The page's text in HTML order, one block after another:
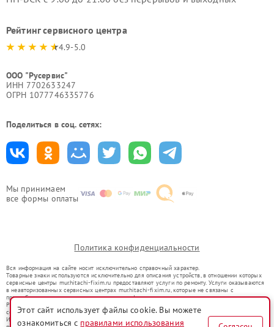
Мы принимаем
все формы оплаты
Рейтинг сервисного центра
4.9-5.0
ООО "Русервис"
ИНН 7702633247
ОГРН 1077746335776
Поделиться в соц. сетях:
Политика конфиденциальности
Вся информация на сайте носит исключительно справочный характер.
Товарные знаки используются исключительно для описания устройств, в отношении которых
сервисные центры mur.hitachi-fixim.ru предоставляют услуги по ремонту. Услуги оказываются
в неавторизованных сервисных центрах mur.hitachi-fixim.ru, которые не связаны с
правообладателями товарных знаков или их официальными представителями.
Ремонт осуществляется для устройств, уже введенных в гражданский оборот в соответствии
со статьей 1487 ГК РФ.
Использование товарных знаков не преследует цели индивидуализации услуг или введения
Этот сайт использует файлы cookie. Вы можете
ознакомиться с правилами использования